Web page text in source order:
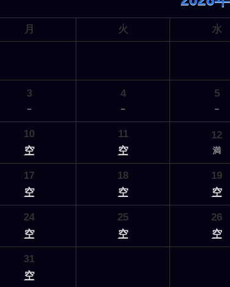
月 火 水
3
－
4
－
5
－
10
空
11
空
12
満
17
空
18
空
19
空
24
空
25
空
26
空
31
空